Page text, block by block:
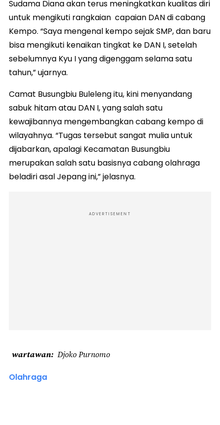
Sudama Diana akan terus meningkatkan kualitas diri
untuk mengikuti rangkaian capaian DAN di cabang
Kempo. “Saya mengenal kempo sejak SMP, dan baru
bisa mengikuti kenaikan tingkat ke DAN I, setelah
sebelumnya Kyu I yang digenggam selama satu
tahun,” ujarnya.
Camat Busungbiu Buleleng itu, kini menyandang
sabuk hitam atau DAN I, yang salah satu
kewajibannya mengembangkan cabang kempo di
wilayahnya. “Tugas tersebut sangat mulia untuk
dijabarkan, apalagi Kecamatan Busungbiu
merupakan salah satu basisnya cabang olahraga
beladiri asal Jepang ini,” jelasnya.
ADVERTISEMENT
wartawan Djoko Purnomo
Olahraga